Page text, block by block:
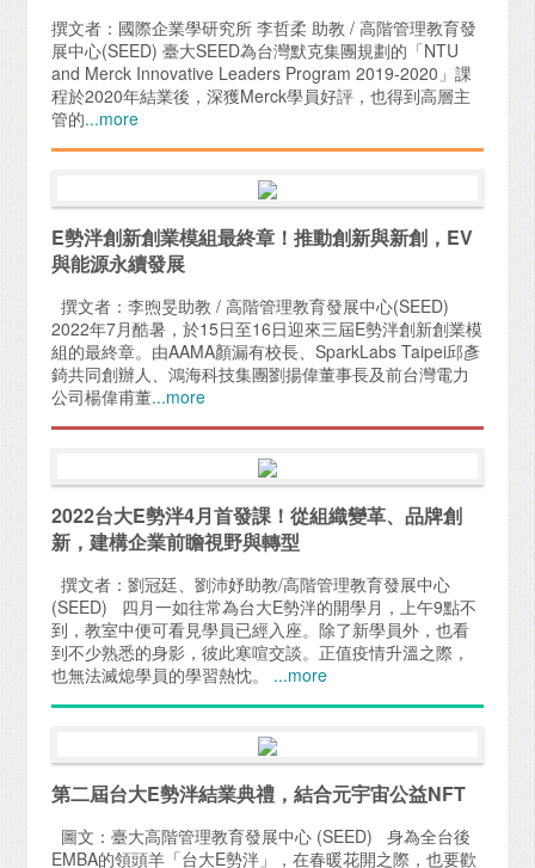
撰文者：國際企業學研究所 李哲柔 助教 / 高階管理教育發
展中心(SEED) 臺大SEED為台灣默克集團規劃的「NTU
and Merck Innovative Leaders Program 2019-2020」課
程於2020年結業後，深獲Merck學員好評，也得到高層主
管的...more
E勢泮創新創業模組最終章！推動創新與新創，EV
與能源永續發展
撰文者：李煦旻助教 / 高階管理教育發展中心(SEED)
2022年7月酷暑，於15日至16日迎來三屆E勢泮創新創業模
組的最終章。由AAMA顏漏有校長、SparkLabs Taipei邱彥
錡共同創辦人、鴻海科技集團劉揚偉董事長及前台灣電力
公司楊偉甫董...more
2022台大E勢泮4月首發課！從組織變革、品牌創
新，建構企業前瞻視野與轉型
撰文者：劉冠廷、劉沛妤助教/高階管理教育發展中心
(SEED) 四月一如往常為台大E勢泮的開學月，上午9點不
到，教室中便可看見學員已經入座。除了新學員外，也看
到不少熟悉的身影，彼此寒喧交談。正值疫情升溫之際，
也無法滅熄學員的學習熱忱。 ...more
第二屆台大E勢泮結業典禮，結合元宇宙公益NFT
圖文：臺大高階管理教育發展中心 (SEED) 身為全台後
EMBA的領頭羊「台大E勢泮」，在春暖花開之際，也要歡